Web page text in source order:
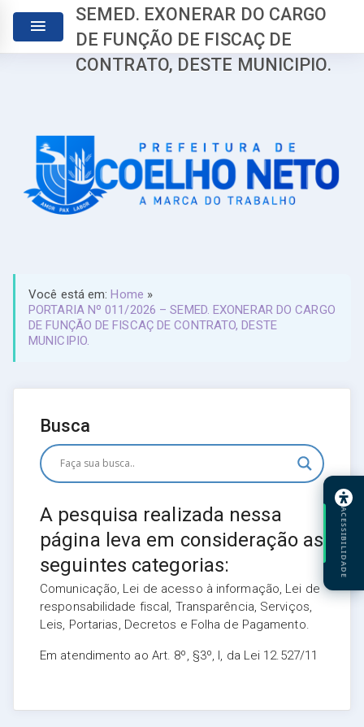
SEMED. EXONERAR DO CARGO
DE FUNÇÃO DE FISCAÇ DE
CONTRATO, DESTE MUNICIPIO.
Você está em:Home »
PORTARIA Nº 011/2026 – SEMED. EXONERAR DO CARGO
DE FUNÇÃO DE FISCAÇ DE CONTRATO, DESTE
MUNICIPIO.
Busca
A pesquisa realizada nessa
página leva em consideração as
seguintes categorias:
Comunicação, Lei de acesso à informação, Lei de
responsabilidade fiscal, Transparência, Serviços,
Leis, Portarias, Decretos e Folha de Pagamento.
Em atendimento ao Art. 8º, §3º, I, da Lei 12.527/11
ACESSIBILIDADE